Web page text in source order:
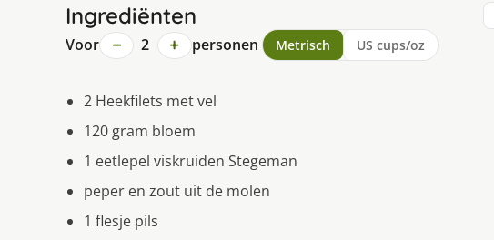
Ingrediënten
Voor − 2 + personen Metrisch US cups/oz
2 Heekfilets met vel
120 gram bloem
1 eetlepel viskruiden Stegeman
peper en zout uit de molen
1 flesje pils